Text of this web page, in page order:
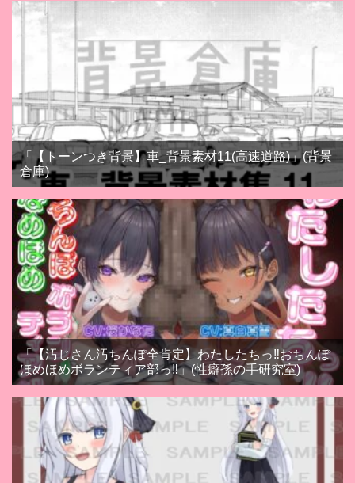
「【トーンつき背景】車_背景素材11(高速道路)」(背景
倉庫)
「【汚じさん汚ちんぽ全肯定】わたしたちっ‼おちんぽ
ほめほめボランティア部っ‼」(性癖孫の手研究室)